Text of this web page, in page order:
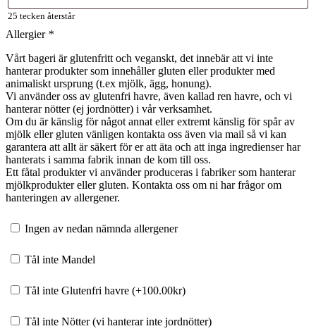
25 tecken återstår
Allergier *
Vårt bageri är glutenfritt och veganskt, det innebär att vi inte
hanterar produkter som innehåller gluten eller produkter med
animaliskt ursprung (t.ex mjölk, ägg, honung).
Vi använder oss av glutenfri havre, även kallad ren havre, och vi
hanterar nötter (ej jordnötter) i vår verksamhet.
Om du är känslig för något annat eller extremt känslig för spår av
mjölk eller gluten vänligen kontakta oss även via mail så vi kan
garantera att allt är säkert för er att äta och att inga ingredienser har
hanterats i samma fabrik innan de kom till oss.
Ett fåtal produkter vi använder produceras i fabriker som hanterar
mjölkprodukter eller gluten. Kontakta oss om ni har frågor om
hanteringen av allergener.
Ingen av nedan nämnda allergener
Tål inte Mandel
Tål inte Glutenfri havre (+100.00kr)
Tål inte Nötter (vi hanterar inte jordnötter)